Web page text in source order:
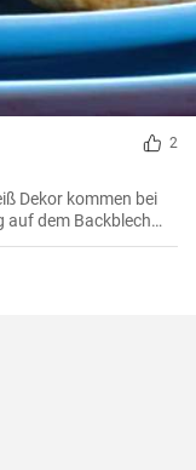
2
Dekor kommen bei
auf dem Backblech
die Amerikaner dick